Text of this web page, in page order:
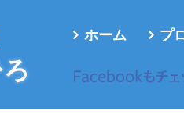
ホーム プ